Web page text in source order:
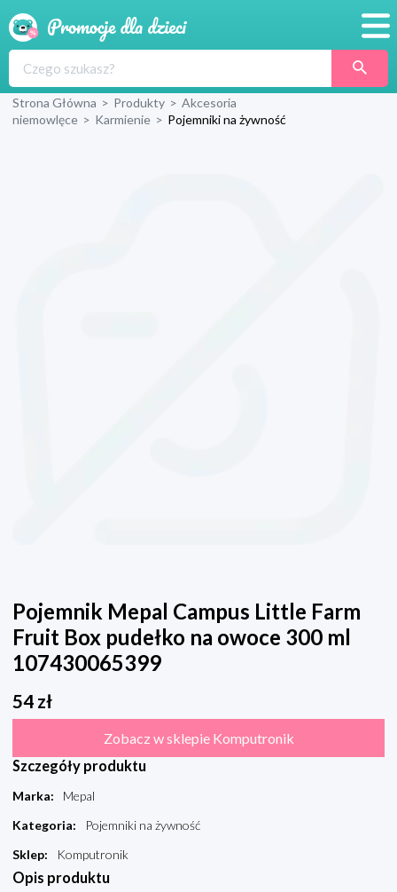
Produkty
Strona Główna > Produkty > Akcesoria
niemowlęce > Karmienie > Pojemniki na żywność
Pojemnik Mepal Campus Little Farm
Fruit Box pudełko na owoce 300 ml
107430065399
54 zł
Zobacz w sklepie Komputronik
Szczegóły produktu
Marka:
Mepal
Kategoria:
Pojemniki na żywność
Sklep: Komputronik
Opis produktu